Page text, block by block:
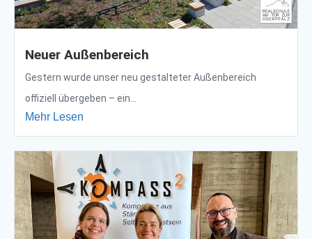
Neuer Außenbereich
Gestern wurde unser neu gestalteter Außenbereich
offiziell übergeben – ein...
Mehr Lesen